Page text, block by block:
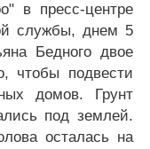
в пресс-центре
службы, днем 5
Бедного двое
чтобы подвести
домов. Грунт
под землей.
осталась на